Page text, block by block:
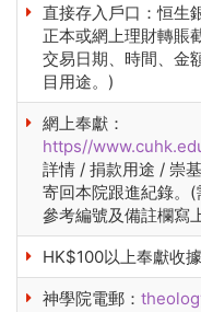
直接存入戶口：恒生
正本或網上理財轉賬
交易日期、時間、金
目用途。)
網上奉獻：
https//
詳情 / 捐款用途 / 崇
寄回本院跟進紀錄。(
參考編號及備註欄寫
HK$100以上奉獻收
神學院電郵：